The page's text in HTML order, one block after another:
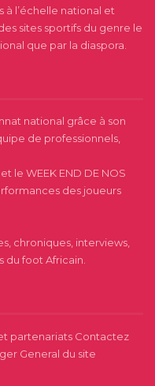
l’échelle national et
sites sportifs du genre le
que par la diaspora.
national grâce à son
de professionnels,
le WEEK END DE NOS
des joueurs
chroniques, interviews,
du foot Africain.
partenariats Contactez
General du site